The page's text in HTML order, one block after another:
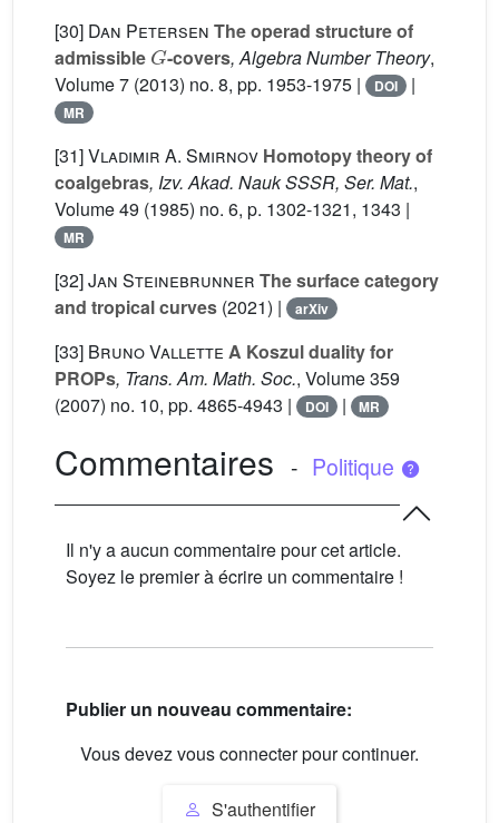
[30] Dan Petersen The operad structure of
admissible
G
-covers, Algebra Number Theory,
Volume 7 (2013) no. 8, pp. 1953-1975 | DOI |
MR
[31]Vladimir A. Smirnov Homotopy theory of
coalgebras, Izv. Akad. Nauk SSSR, Ser. Mat.,
Volume 49 (1985) no. 6, p. 1302-1321, 1343 |
MR
[32]Jan Steinebrunner The surface category
and tropical curves (2021) | arXiv
[33] Bruno Vallette A Koszul duality for
PROPs, Trans. Am. Math. Soc., Volume 359
(2007) no. 10, pp. 4865-4943 |
DOI | MR
Commentaires - Politique
Il n'y a aucun commentaire pour cet article.
Soyez le premier à écrire un commentaire !
Publier un nouveau commentaire:
Vous devez vous connecter pour continuer.
S'authentifier